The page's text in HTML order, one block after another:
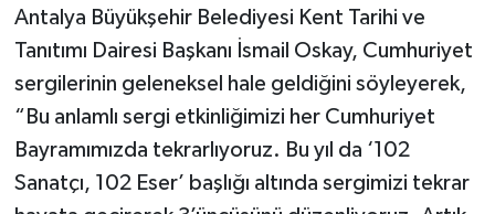
Antalya Büyükşehir Belediyesi Kent Tarihi ve
Tanıtımı Dairesi Başkanı İsmail Oskay, Cumhuriyet
sergilerinin geleneksel hale geldiğini söyleyerek,
“Bu anlamlı sergi etkinliğimizi her Cumhuriyet
Bayramımızda tekrarlıyoruz. Bu yıl da ‘102
Sanatçı, 102 Eser’ başlığı altında sergimizi tekrar